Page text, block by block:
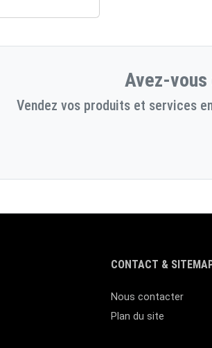
Avez-vous
Vendez vos produits et services
CONTACT &
Nous contacter
Plan du site